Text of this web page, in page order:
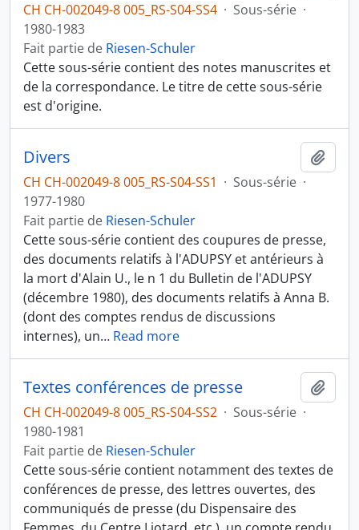
CH CH-002049-8 005_RS-S04-SS4 · Sous-série ·
1980-1983
Fait partie de Riesen-Schuler
Cette sous-série contient des notes manuscrites et
de la correspondance. Le titre de cette sous-série
est d'origine.
Divers
CH CH-002049-8 005_RS-S04-SS1 · Sous-série ·
1977-1980
Fait partie de Riesen-Schuler
Cette sous-série contient des coupures de presse,
des documents relatifs à l'ADUPSY et antérieurs à
la mort d'Alain U., le n 1 du Bulletin de l'ADUPSY
(décembre 1980), des documents relatifs à Anna B.
(dont des comptes rendus de discussions
internes), un… Read more
Textes conférences de presse
CH CH-002049-8 005_RS-S04-SS2 · Sous-série ·
1980-1981
Fait partie de Riesen-Schuler
Cette sous-série contient notamment des textes de
conférences de presse, des lettres ouvertes, des
communiqués de presse (du Dispensaire des